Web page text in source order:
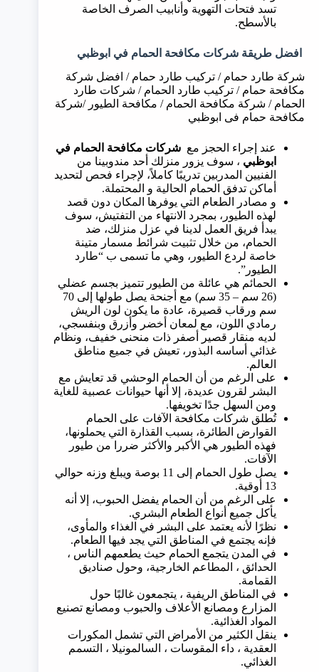
تسد فتحات التهوية وأنابيب الصرف الخاصة
بالأسطح.
افضل طريقة شركات مكافحة الحمام في ابوظبي
شركة طارد حمام / تركيب طارد حمام / افضل شركة
مكافحة حمام / تركيب طارد الحمام / شركات طارد
الحمام / شركة مكافحة الحمام / مكافحة الطيور /شركة
مكافحة حمام فى ابوظبي
عند إجراء الحجز مع شركات مكافحة الحمام في
ابوظبي ، سوف يزور منزلك أحد مندوبينا من
الفنيين المدربين تدريبًا كاملاً، لإجراء فحص لتحديد
أماكن تدفق الحمام الحالية و المحتملة.
و مصادر الطعام التي يوفرها المكان دون قصد
لهذه الطيور، بمجرد الانتهاء من التفتيش، سوف
يبدأ فريق العمل لدينا في عزل منزلك، ضد
الحمام، من خلال تثبيت شرائط مسمار متينة
خاصة لردع الطيور، وهي ما تسمى ب “طارد
الطيور”.
الحمائم هي عائلة من الطيور تتميز بجسم عضلي
(26 سم – 35 سم) مع أجنحة يصل طولها إلى 70
سم ورقاب قصيرة، عادة ما يكون لون الريش
رمادي اللون، مع لمعان أخضر وأزرق وبنفسجي،
لديه منقار قصير أصفر ذات منحنى خفيف، ونظام
غذائي أساسه البذور، تعيش في جميع مناطق
العالم.
على الرغم من أن الحمام الوحشي قد تعايش مع
البشر لقرون عديدة، إلا أنها حيوانات عصبية للغاية
ومن السهل جدًا تخويفها.
تُطلق شركات مكافحة الآفات على الحمام
القوارض الطائرة، بسبب القذارة التي يحملونها،
فهذه الطيور هي الأكبر والأكثر ضررا من طيور
الآفات.
يصل طول الحمام إلى 11 بوصة ويبلغ وزنه حوالي
13 أوقية.
على الرغم من أن الحمام يفضل الحبوب، إلا أنه
يأكل جميع أنواع الطعام البشري.
نظرًا لأنه يعتمد على البشر في الغذاء والمأوى،
فإنه يجتمع في المناطق التي يجد فيها الطعام.
في المدن يتجمع الحمام حيث يطعمهم الناس ،
الحدائق ، المطاعم الخارجية، وحول صناديق
القمامة.
في المناطق الريفية ، يتجمعون غالبًا حول
المزارع ومصانع الأعلاف والحبوب ومصانع تصنيع
المواد الغذائية.
ينقل الكثير من الأمراض التي تشمل المكورات
العقدية ، داء المقوسات ، السالمونيلا ، التسمم
الغذائي.